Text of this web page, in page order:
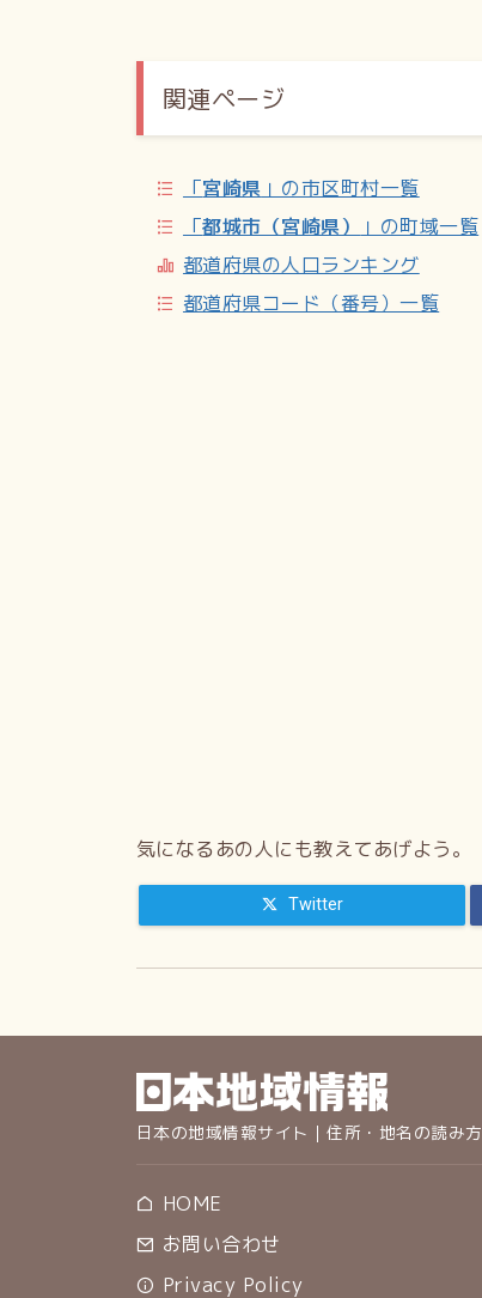
関連ページ
「宮崎県 」の市区町村一覧
「都城市（宮崎県）
」の町域一覧
都道府県の人口ランキング
都道府県コード（番号）一覧
気になるあの人にも教えてあげよう。
Twitter
日本の地域情報サイト｜住所・地名の読み方
HOME
お問い合わせ
Privacy Policy